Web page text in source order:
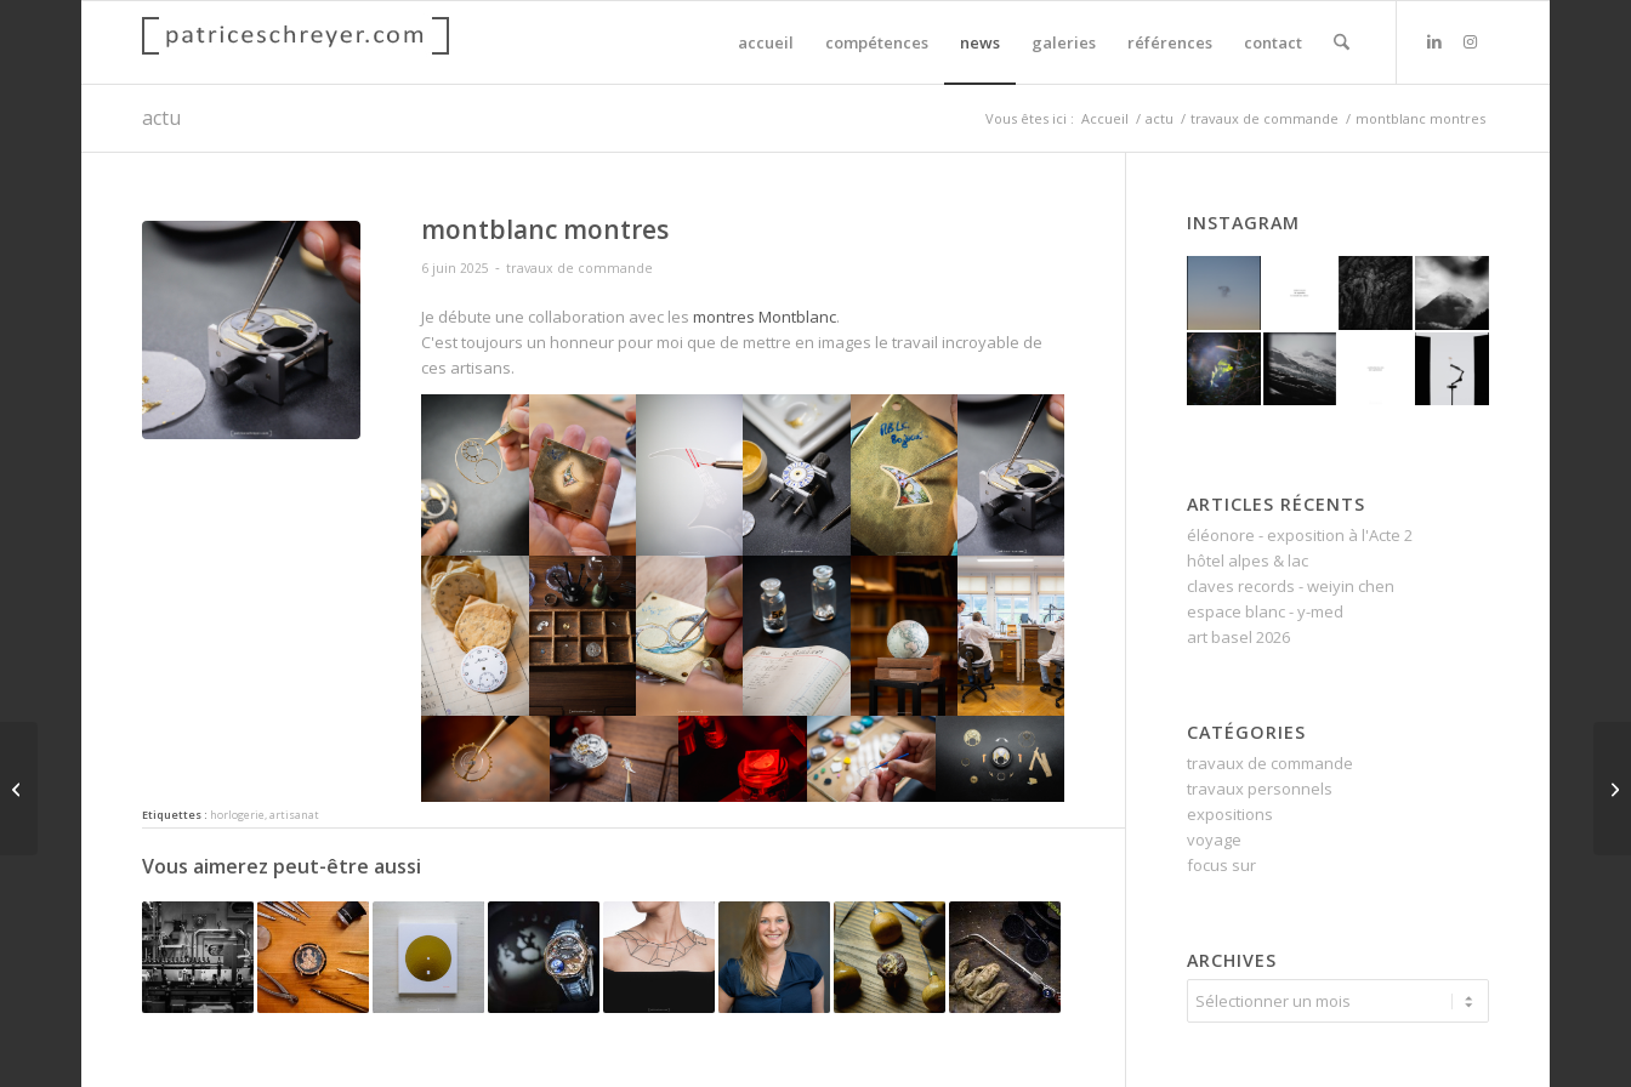
accueil compétences news galeries références contact
actu Vous êtes ici : Accueil / actu / travaux de commande / montblanc montres
montblanc montres
6 juin 2025 - travaux de commande
Je débute une collaboration avec lesmontres Montblanc.
C'est toujours un honneur pour moi que de mettre en images le travail incroyable de
ces artisans.
Etiquettes : horlogerie,artisanat
Vous aimerez peut-être aussi
INSTAGRAM
ARTICLES RÉCENTS
éléonore - exposition à l'Acte 2
hôtel alpes & lac
claves records - weiyin chen
espace blanc - y-med
art basel 2026
CATÉGORIES
travaux de commande
travaux personnels
expositions
voyage
focus sur
ARCHIVES